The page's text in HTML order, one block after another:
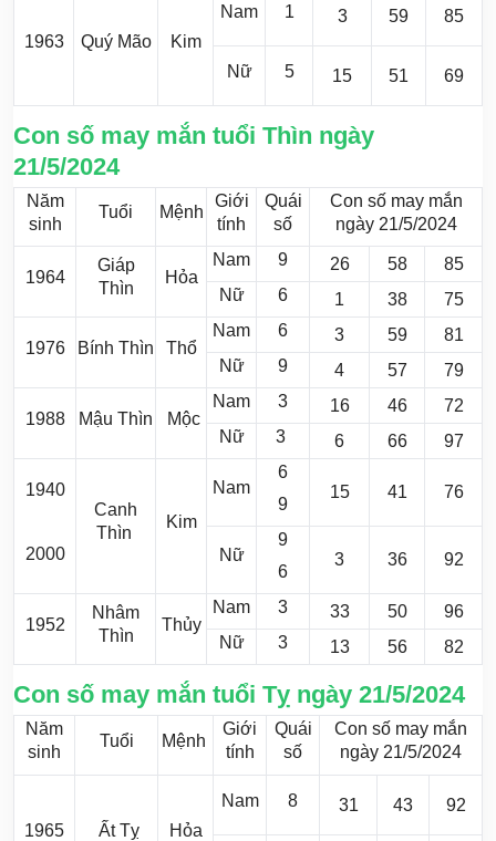
1963 Quý Mão Kim
Nam 1 3 59 85
Nữ 5 15 51 69
Con số may mắn tuổi Thìn ngày
21/5/2024
Năm
sinh
Tuổi Mệnh
Giới
tính
Quái
số
Con số may mắn
ngày 21/5/2024
1964
Giáp
Thìn
Hỏa
Nam 9 26 58
85
Nữ
6 1 38 75
1976 Bính Thìn Thổ
Nam 6 3 59
81
Nữ
9 4 57 79
1988 Mậu Thìn Mộc
Nam 3 16 46
72
Nữ
3 6 66 97
1940
2000
Canh
Thìn
Kim
Nam
6
9
15 41 76
Nữ
9
6
3 36 92
1952
Nhâm
Thìn
Thủy
Nam 3 33 50
96
Nữ
3 13 56 82
Con số may mắn tuổi Tỵ ngày 21/5/2024
Năm
sinh
Tuổi Mệnh
Giới
tính
Quái
số
Con số may mắn
ngày 21/5/2024
1965 Ất Tỵ Hỏa
Nam 8 31 43 92